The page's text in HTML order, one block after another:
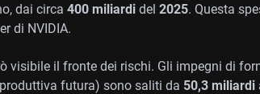
dai circa 400 miliardi del 2025. Questa
di NVIDIA.
visibile il fronte dei rischi. Gli impegni di
futura) sono saliti da 50,3 miliardi